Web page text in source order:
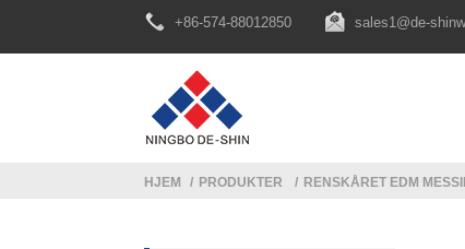
+86-574-88012850 sales1@de-
HJEM PRODUKTER RENSKÅRET EDM